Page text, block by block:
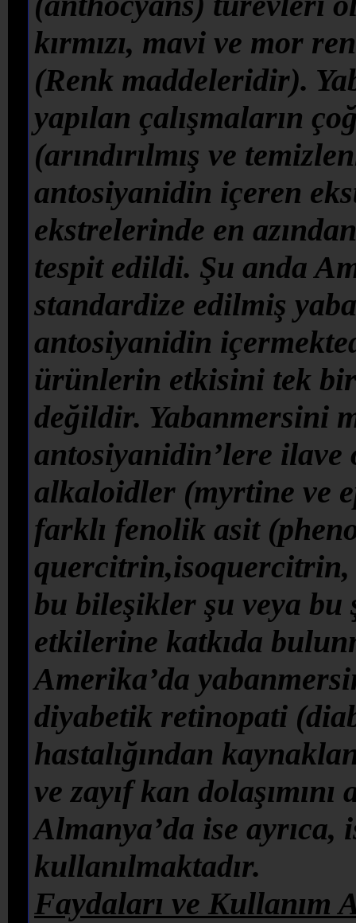
kırmızı, mavi ve mor
(Renk maddeleridir).
yapılan çalışmaların
(arındırılmış ve
antosiyanidin içeren
ekstrelerinde en
tespit edildi. Şu anda
standardize edilmiş
antosiyanidin
ürünlerin etkisini tek
değildir. Yabanmersini
antosiyanidin’lere ilave
alkaloidler (myrtine ve
farklı fenolik asit
quercitrin,isoquercitrin,
bu bileşikler şu veya bu
etkilerine katkıda
Amerika’da
diyabetik retinopati
hastalığından
ve zayıf kan
Almanya’da ise
kullanılmaktadır.
Faydaları ve Kullanım